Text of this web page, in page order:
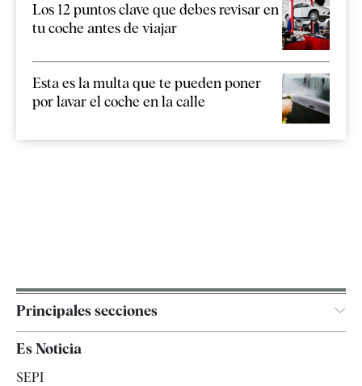
Los 12 puntos clave que debes revisar en
tu coche antes de viajar
Esta es la multa que te pueden poner
por lavar el coche en la calle
Principales secciones
Es Noticia
SEPI